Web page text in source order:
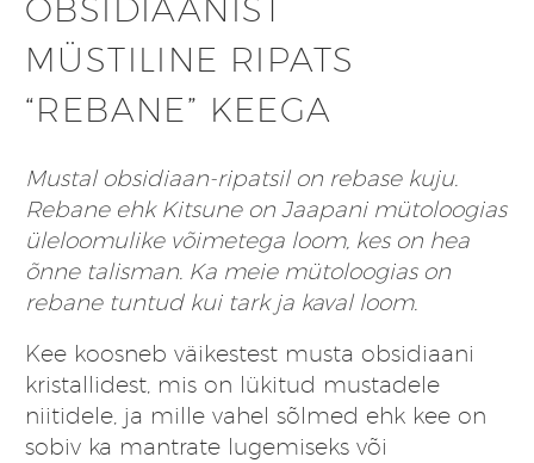
OBSIDIAANIST
MÜSTILINE RIPATS
“REBANE” KEEGA
Mustal obsidiaan-ripatsil on rebase kuju.
Rebane ehk Kitsune on Jaapani mütoloogias
üleloomulike võimetega loom, kes on hea
õnne talisman. Ka meie mütoloogias on
rebane tuntud kui tark ja kaval loom.
Kee koosneb väikestest musta obsidiaani
kristallidest, mis on lükitud mustadele
niitidele, ja mille vahel sõlmed ehk kee on
sobiv ka mantrate lugemiseks või